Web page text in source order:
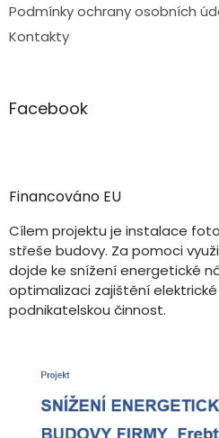
Podmínky ochrany osobních
Kontakty
Facebook
Financováno EU
Cílem projektu je instalace
střeše budovy. Za pomoci
dojde ke snížení energetické
optimalizaci zajištění
podnikatelskou činnost.